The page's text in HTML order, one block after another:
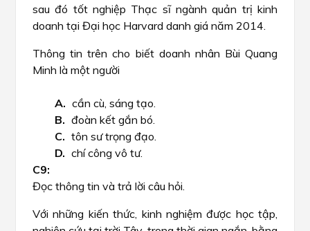
sau đó tốt nghiệp Thạc sĩ ngành quản trị kinh
doanh tại Đại học Harvard danh giá năm 2014.
Thông tin trên cho biết doanh nhân Bùi Quang
Minh là một người
cần cù, sáng tạo.
đoàn kết gắn bó.
tôn sư trọng đạo.
chí công vô tư.
Đọc thông tin và trả lời câu hỏi.
Với những kiến thức, kinh nghiệm được học tập,